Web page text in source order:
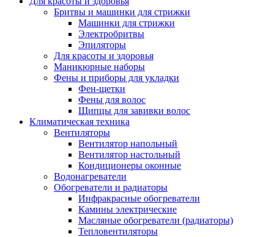
Бритвы и машинки для стрижки
Машинки для стрижки
Электробритвы
Эпиляторы
Для красоты и здоровья
Маникюрные наборы
Фены и приборы для укладки
Фен-щетки
Фены для волос
Щипцы для завивки волос
Климатическая техника
Вентиляторы
Вентилятор напольный
Вентилятор настольный
Кондиционеры оконные
Водонагреватели
Обогреватели и радиаторы
Инфракрасные обогреватели
Камины электрические
Масляные обогреватели (радиаторы)
Тепловентиляторы